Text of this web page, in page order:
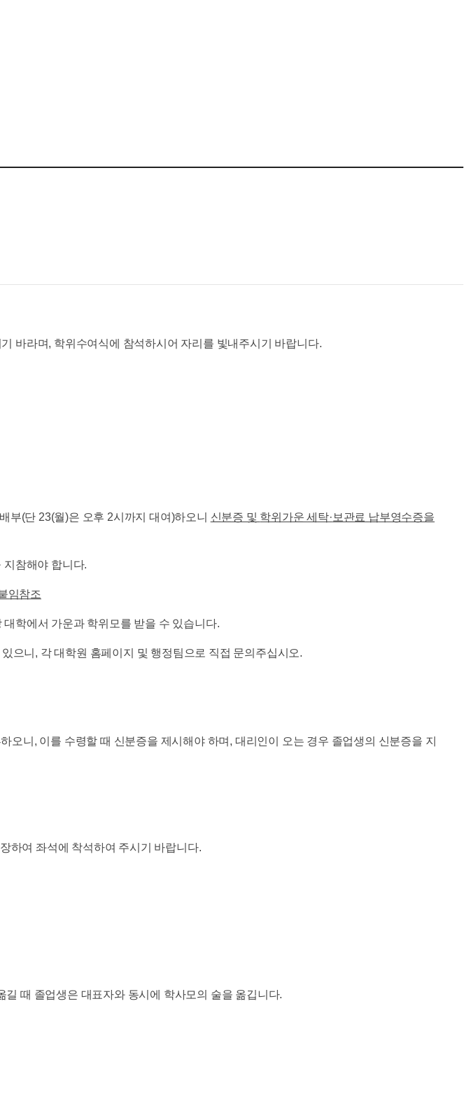
바라며, 학위수여식에 참석하시어 자리를 빛내주시기 바랍니다.
부(단 23(월)은 오후 2시까지 대여)하오니 신분증 및 학위가운 세탁· 보관료 납부영수증을
참해야 합니다.
임참조
학에서 가운과 학위모를 받을 수 있습니다.
으니, 각 대학원 홈페이지 및 행정팀으로 직접 문의주십시오.
니, 이를 수령할 때 신분증을 제시해야 하며, 대리인이 오는 경우 졸업생의 신분증을 지
하여 좌석에 착석하여 주시기 바랍니다.
때 졸업생은 대표자와 동시에 학사모의 술을 옮깁니다.